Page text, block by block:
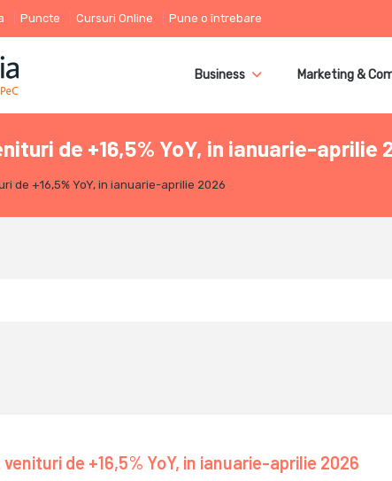
Puncte Cursuri Online Pune o întrebare
Business Marketing &
de +16,5% YoY, in ianuarie-aprilie
de +16,5% YoY, in ianuarie-aprilie 2026
de +16,5% YoY, in ianuarie-aprilie 2026